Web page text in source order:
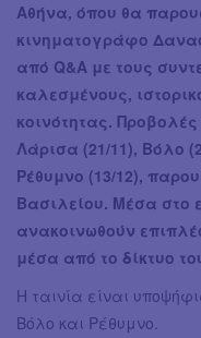
Αθήνα, όπου θα
κινηματογράφο
από Q&A με τους
καλεσμένους,
κοινότητας.
Λάρισα (21/11), Βόλο
Ρέθυμνο (13/12),
Βασιλείου. Μέσα στο
ανακοινωθούν
μέσα από το δίκτυο
Η ταινία είναι
Βόλο και Ρέθυμνο.